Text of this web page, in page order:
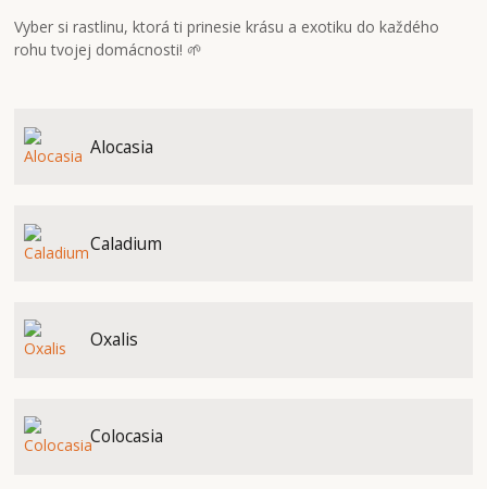
Vyber si rastlinu, ktorá ti prinesie krásu a exotiku do každého
rohu tvojej domácnosti! 🌱
Alocasia
Caladium
Oxalis
Colocasia